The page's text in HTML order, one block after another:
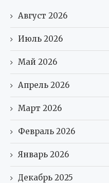
Август 2026
Июль 2026
Май 2026
Апрель 2026
Март 2026
Февраль 2026
Январь 2026
Декабрь 2025